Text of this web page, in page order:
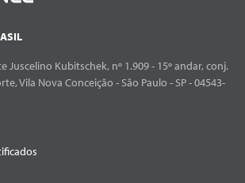
Juscelino Kubitschek, nº 1.909 - 15º andar, conj.
Vila Nova Conceição - São Paulo - SP - 04543-